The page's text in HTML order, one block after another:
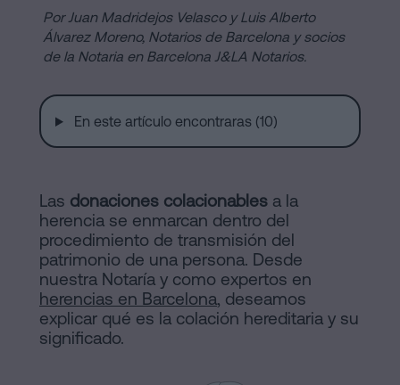
Instalaciones
Notaría
online
Blog
Contactar
Barcelona
Escritura
de
Compraventa
en
Disolución
de
pareja
de
hecho
en
Barcelona
Por Juan Madridejos Velasco y Luis Alberto
Álvarez Moreno, Notarios de Barcelona y socios
de la Notaria en Barcelona J&LA Notarios.
En este artículo encontraras (10)
Las donaciones colacionables a la
herencia se enmarcan dentro del
procedimiento de transmisión del
patrimonio de una persona. Desde
nuestra Notaría y como expertos en
herencias en Barcelona, deseamos
explicar qué es la colación hereditaria y su
significado.